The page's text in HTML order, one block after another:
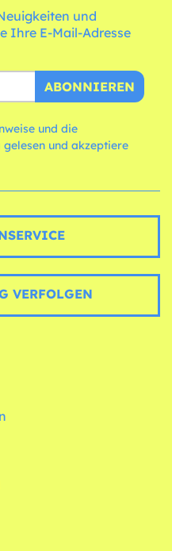
und
Ihre E-Mail-Adresse
ABONNIEREN
und die
VERFOLGEN